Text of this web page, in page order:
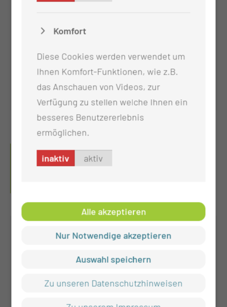
Annett Bobusch
Teamleitung HNO1 / MKG1
AUDIOMETRIE
(FUNKTIONSBEREICH/AMBULA
Komfort
Diese Cookies werden verwendet um
Ihnen Komfort-Funktionen, wie z.B.
das Anschauen von Videos, zur
Verfügung zu stellen welche Ihnen ein
besseres Benutzererlebnis
ermöglichen.
inaktiv aktiv
Alle akzeptieren
Nur Notwendige akzeptieren
Auswahl speichern
Zu unseren Datenschutzhinweisen